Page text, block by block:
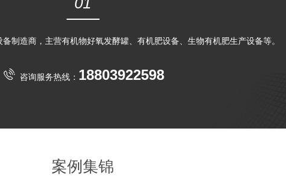
制造商，主营有机物好氧发酵罐、有机肥设备、生物有机肥生产设备等。
咨询服务热线： 18803922598
案例集锦